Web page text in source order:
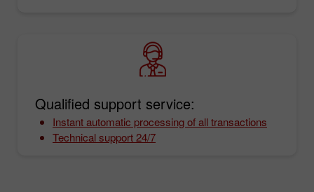
Qualified support service:
Instant automatic processing of all transactions
Technical support 24/7